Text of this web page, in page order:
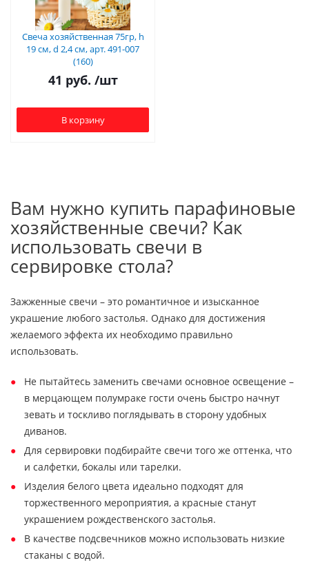
Свеча хозяйственная 75гр, h
19 см, d 2,4 см, арт. 491-007
(160)
41 руб. /шт
В корзину
Вам нужно купить парафиновые
хозяйственные свечи? Как
использовать свечи в
сервировке стола?
Зажженные свечи – это романтичное и изысканное
украшение любого застолья. Однако для достижения
желаемого эффекта их необходимо правильно
использовать.
Не пытайтесь заменить свечами основное освещение –
в мерцающем полумраке гости очень быстро начнут
зевать и тоскливо поглядывать в сторону удобных
диванов.
Для сервировки подбирайте свечи того же оттенка, что
и салфетки, бокалы или тарелки.
Изделия белого цвета идеально подходят для
торжественного мероприятия, а красные станут
украшением рождественского застолья.
В качестве подсвечников можно использовать низкие
стаканы с водой.